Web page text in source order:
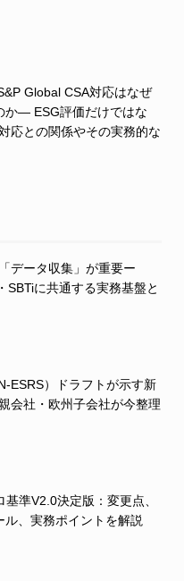
Global CSA対応はなぜ
か― ESG評価だけではな
応との関係やその実務的な
データ収集」が重要ー
SBTiに共通する実務基盤と
ESRS）ドラフトが示す新
会社・欧州子会社が今整理
基準V2.0決定版：変更点、
ル、実務ポイントを解説